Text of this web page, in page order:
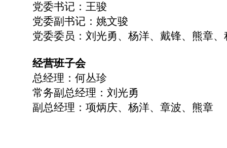
党委书记：王骏
党委副书记：姚文骏
党委委员：刘光勇、杨洋、戴锋、熊章、
经营班子会
总经理：何丛珍
常务副总经理：刘光勇
副总经理：项炳庆、杨洋、章波、熊章